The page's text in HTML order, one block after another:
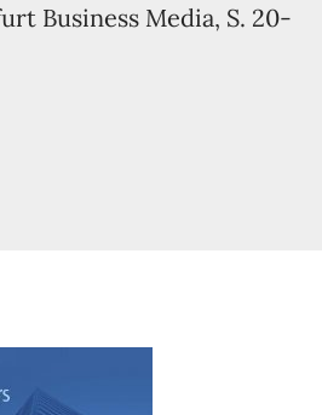
Business Media, S. 20-